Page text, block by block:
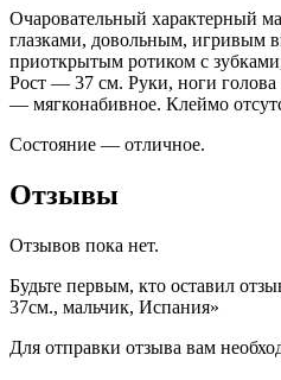
Очаровательный характерный
глазками, довольным, игривым
приоткрытым ротиком с
Рост — 37 см. Руки, ноги голова
— мягконабивное. Клеймо
Состояние — отличное.
Отзывы
Отзывов пока нет.
Будьте первым, кто оставил
37см., мальчик, Испания»
Для отправки отзыва вам